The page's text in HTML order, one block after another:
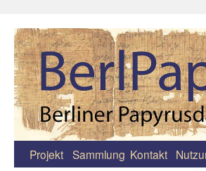
Zum
Projekt Sammlung Kontakt